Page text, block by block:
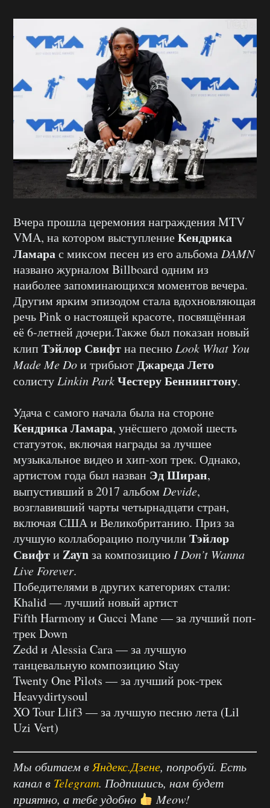
Вчера прошла церемония награждения MTV
VMA, на котором выступлениеКендрика
Ламарас миксом песен из его альбома DAMN
названо журналом Billboard одним из
наиболее запоминающихся моментов вечера.
Другим ярким эпизодом стала вдохновляющая
речь Pink о настоящей красоте, посвящённая
её 6-летней дочери.Также был показан новый
клип Тэйлор Свифтна песню Look What You
Made Me Doи трибьютДжареда Лето
солисту Linkin ParkЧестеру Беннингтону.
Удача с самого начала была на стороне
Кендрика Ламара, унёсшего домой шесть
статуэток, включая награды за лучшее
музыкальное видео и хип-хоп трек. Однако,
артистом года был назван Эд Ширан,
выпустивший в 2017 альбом Devide,
возглавивший чарты четырнадцати стран,
включая США и Великобританию. Приз за
лучшую коллаборацию получили Тэйлор
Свифти Zaynза композицию I Don’t Wanna
Live Forever.
Победителями в других категориях стали:
Khalid — лучший новый артист
Fifth Harmony и Gucci Mane — за лучший поп-
трек Down
Zedd и Alessia Cara — за лучшую
танцевальную композицию Stay
Twenty One Pilots — за лучший рок-трек
Heavydirtysoul
XO Tour Llif3 — за лучшую песню лета (Lil
Uzi Vert)
Мы обитаем в Яндекс.Дзене, попробуй. Есть
канал в Telegram. Подпишись, нам будет
приятно, а тебе удобно
Meow!